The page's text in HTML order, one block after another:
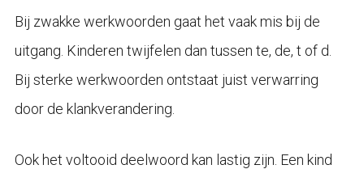
Bij zwakke werkwoorden gaat het vaak mis bij de
uitgang. Kinderen twijfelen dan tussen te, de, t of d.
Bij sterke werkwoorden ontstaat juist verwarring
door de klankverandering.
Ook het voltooid deelwoord kan lastig zijn. Een kind